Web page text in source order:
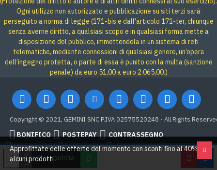
ACQUISTA
Ogni utilizzo non autorizzato e pubblicazione su siti terzi sarà
perseguito a norma di legge (171-bis e dall'articolo 171-ter, chiunque
senza averne diritto, a qualsiasi scopo e in qualsiasi forma mette a
disposizione del pubblico, immettendola in un sistema di reti
telematiche, mediante connessioni di qualsiasi genere, un’opera
dell’ingegno protetta, o parte di essa è punito con la multa (sanzione
penale) da euro 51,00 a euro 2.065,00.)
Copyright © 2021, GEMINI SNC P.IVA 02575520248 - All Rights
BONIFICO POSTEPAY
CONTRASSEGNO
Credit card
Google Pay PAYPAL
Approfittate delle offerte del momento con sconti fino al 40% su
alcuni prodotti